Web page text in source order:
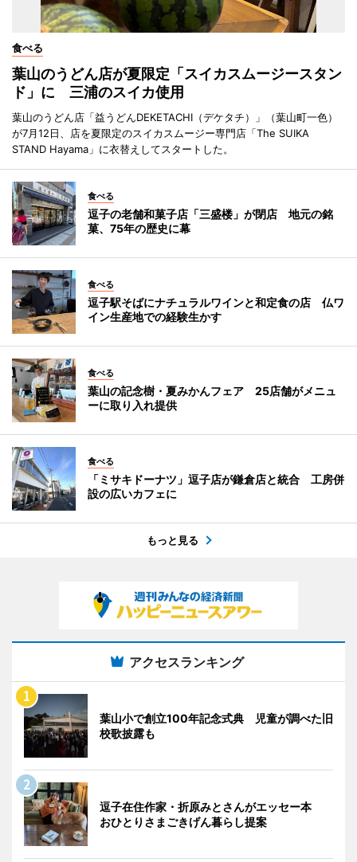
食べる
葉山のうどん店が夏限定「スイカスムージースタン
ド」に 三浦のスイカ使用
葉山のうどん店「益うどんDEKETACHI（デケタチ）」（葉山町一色）
が7月12日、店を夏限定のスイカスムージー専門店「The SUIKA
STAND Hayama」に衣替えしてスタートした。
食べる
逗子の老舗和菓子店「三盛楼」が閉店 地元の銘
菓、75年の歴史に幕
食べる
逗子駅そばにナチュラルワインと和定食の店 仏ワ
イン生産地での経験生かす
食べる
葉山の記念樹・夏みかんフェア 25店舗がメニュ
ーに取り入れ提供
食べる
「ミサキドーナツ」逗子店が鎌倉店と統合 工房併
設の広いカフェに
もっと見る
アクセスランキング
葉山小で創立100年記念式典 児童が調べた旧
校歌披露も
逗子在住作家・折原みとさんがエッセー本
おひとりさまごきげん暮らし提案